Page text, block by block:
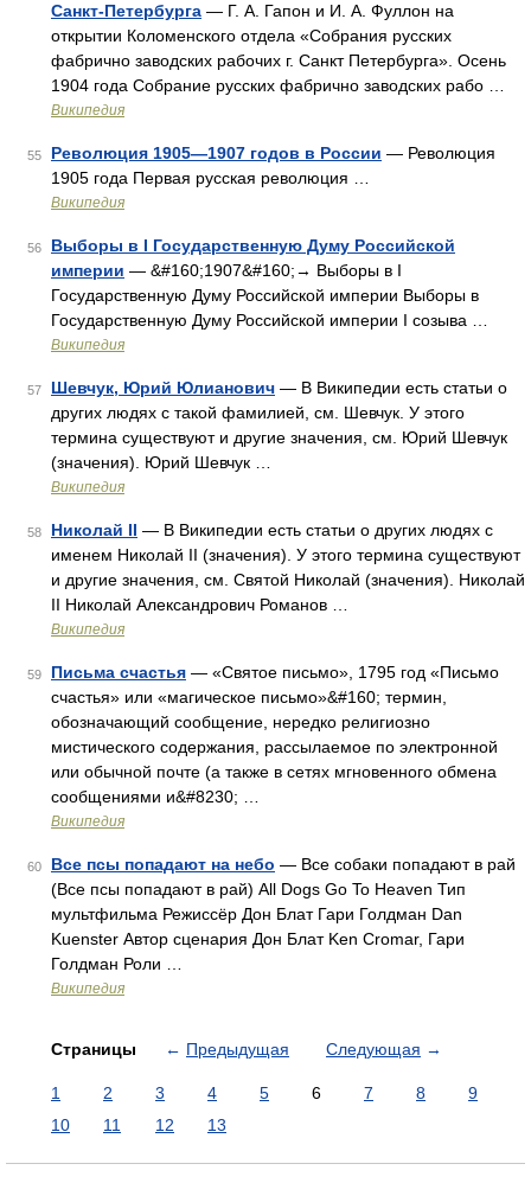
Санкт-Петербурга — Г. А. Гапон и И. А. Фуллон на
открытии Коломенского отдела «Собрания русских
фабрично заводских рабочих г. Санкт Петербурга». Осень
1904 года Собрание русских фабрично заводских рабо …
Википедия
55 Революция 1905—1907 годов в России — Революция
1905 года Первая русская революция …
Википедия
56
Выборы в I Государственную Думу Российской
империи — &#160;1907&#160;→ Выборы в I
Государственную Думу Российской империи Выборы в
Государственную Думу Российской империи I созыва …
Википедия
57 Шевчук, Юрий Юлианович — В Википедии есть статьи о
других людях с такой фамилией, см. Шевчук. У этого
термина существуют и другие значения, см. Юрий Шевчук
(значения). Юрий Шевчук …
Википедия
58 Николай II — В Википедии есть статьи о других людях с
именем Николай II (значения). У этого термина существуют
и другие значения, см. Святой Николай (значения). Николай
II Николай Александрович Романов …
Википедия
59 Письма счастья — «Святое письмо», 1795 год «Письмо
счастья» или «магическое письмо»&#160; термин,
обозначающий сообщение, нередко религиозно
мистического содержания, рассылаемое по электронной
или обычной почте (а также в сетях мгновенного обмена
сообщениями и&#8230; …
Википедия
60 Все псы попадают на небо — Все собаки попадают в рай
(Все псы попадают в рай) All Dogs Go To Heaven Тип
мультфильма Режиссёр Дон Блат Гари Голдман Dan
Kuenster Автор сценария Дон Блат Ken Cromar, Гари
Голдман Роли …
Википедия
Страницы ← Предыдущая Следующая →
1 2 3 4 5 6 7 8
9
10
11 12 13